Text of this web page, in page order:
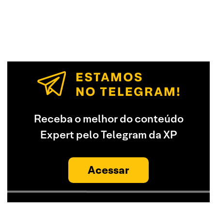
Receba o melhor do conteúdo
Expert pelo Telegram da XP
Acessar